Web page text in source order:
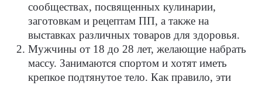
сообществах, посвященных кулинарии,
заготовкам и рецептам ПП, а также на
выставках различных товаров для здоровья.
Мужчины от 18 до 28 лет, желающие набрать
массу. Занимаются спортом и хотят иметь
крепкое подтянутое тело. Как правило, эти